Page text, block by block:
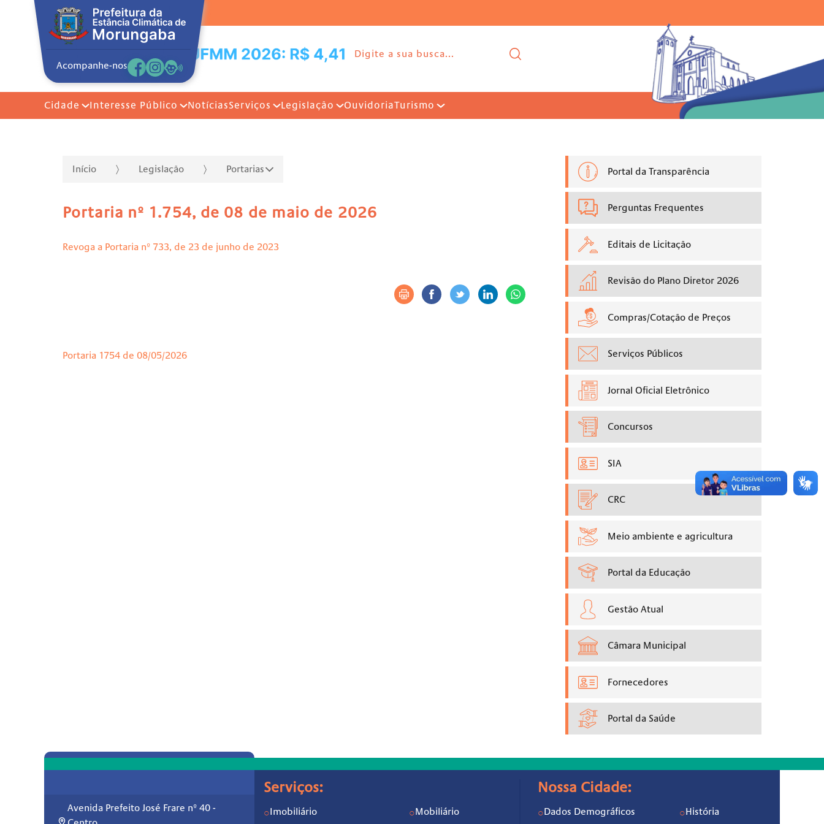
Acompanhe-nos
Cidade Interesse Público NotíciasServiços Legislação OuvidoriaTurismo
Início Legislação Portarias
Portaria nº 1.754, de 08 de maio de 2026
Revoga a Portaria nº 733, de 23 de junho de 2023
Portaria 1754 de 08/05/2026
Portal da Transparência
Perguntas Frequentes
Editais de Licitação
Revisão do Plano Diretor 2026
Compras/Cotação de Preços
Serviços Públicos
Jornal Oficial Eletrônico
Concursos
SIA
CRC
Meio ambiente e agricultura
Portal da Educação
Gestão Atual
Câmara Municipal
Fornecedores
Portal da Saúde
Avenida Prefeito José Frare nº 40 -
Serviços:
○Imobiliário ○Mobiliário
Nossa Cidade:
○Dados Demográficos ○História